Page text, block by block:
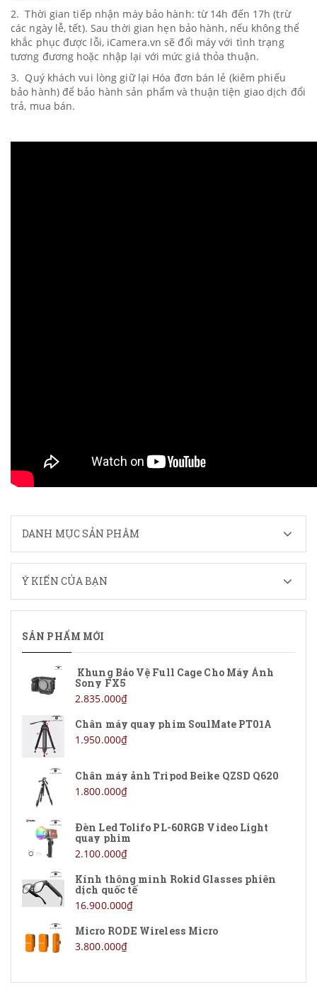
2. Thời gian tiếp nhận máy bảo hành: từ 14h đến 17h (trừ
các ngày lễ, tết). Sau thời gian hẹn bảo hành, nếu không thể
khắc phục được lỗi, iCamera.vn sẽ đổi máy với tình trạng
tương đương hoặc nhập lại với mức giá thỏa thuận.
3. Quý khách vui lòng giữ lại Hóa đơn bán lẻ (kiêm phiếu
bảo hành) để bảo hành sản phẩm và thuận tiện giao dịch đổi
trả, mua bán.
DANH MỤC SẢN PHÂM
Ý KIẾN CỦA BẠN
SẢN PHẨM MỚI
Khung Bảo Vệ Full Cage Cho Máy Ảnh
Sony FX5
2.835.000₫
Chân máy quay phim SoulMate PT01A
1.950.000₫
Chân máy ảnh Tripod Beike QZSD Q620
1.800.000₫
Đèn Led Tolifo PL-60RGB Video Light
quay phim
2.100.000₫
Kính thông minh Rokid Glasses phiên
dịch quốc tế
16.900.000₫
Micro RODE Wireless Micro
3.800.000₫